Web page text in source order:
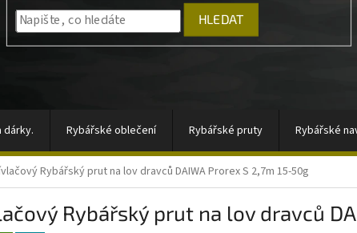
HLEDAT
dárky. Rybářské oblečení Rybářské pruty Rybářské
sady signalizátorů Vlasce a šňůry Totální výprodej
Moře AKCE Pomůcky k zakrmování Jigové
Rybářský prut na lov dravců DAIWA Prorex S 2,7m 15-50g
Rybářský prut na lov dravců